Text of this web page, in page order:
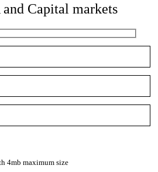
Capital markets
4mb maximum size